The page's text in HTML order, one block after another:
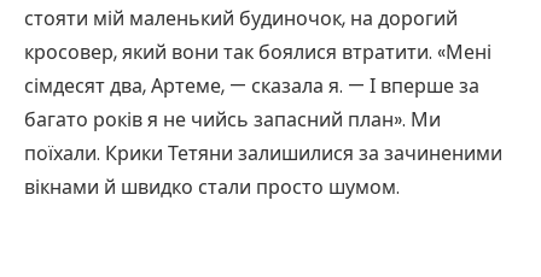
стояти мій маленький будиночок, на дорогий
кросовер, який вони так боялися втратити. «Мені
сімдесят два, Артеме, — сказала я. — І вперше за
багато років я не чийсь запасний план». Ми
поїхали. Крики Тетяни залишилися за зачиненими
вікнами й швидко стали просто шумом.